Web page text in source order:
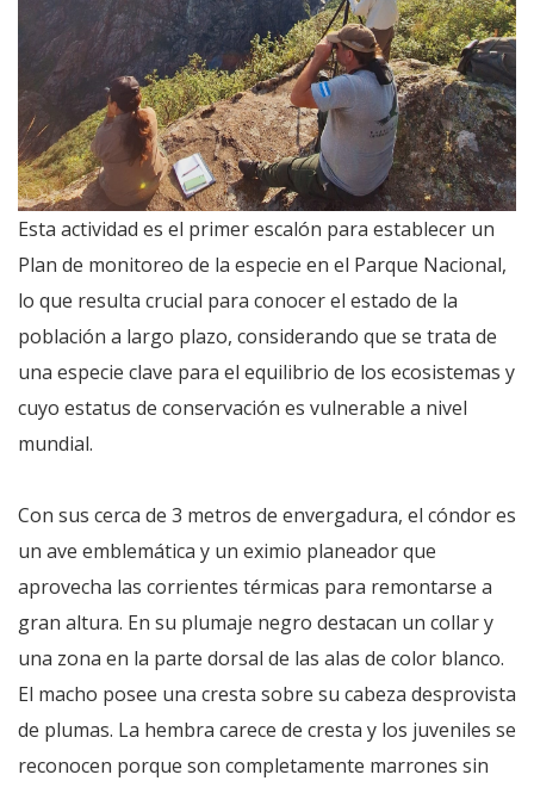
Esta actividad es el primer escalón para establecer un
Plan de monitoreo de la especie en el Parque Nacional,
lo que resulta crucial para conocer el estado de la
población a largo plazo, considerando que se trata de
una especie clave para el equilibrio de los ecosistemas y
cuyo estatus de conservación es vulnerable a nivel
mundial.
Con sus cerca de 3 metros de envergadura, el cóndor es
un ave emblemática y un eximio planeador que
aprovecha las corrientes térmicas para remontarse a
gran altura. En su plumaje negro destacan un collar y
una zona en la parte dorsal de las alas de color blanco.
El macho posee una cresta sobre su cabeza desprovista
de plumas. La hembra carece de cresta y los juveniles se
reconocen porque son completamente marrones sin